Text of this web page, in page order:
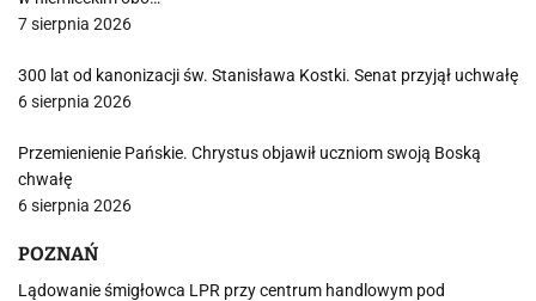
7 sierpnia 2026
300 lat od kanonizacji św. Stanisława Kostki. Senat przyjął uchwałę
6 sierpnia 2026
Przemienienie Pańskie. Chrystus objawił uczniom swoją Boską
chwałę
6 sierpnia 2026
POZNAŃ
Lądowanie śmigłowca LPR przy centrum handlowym pod